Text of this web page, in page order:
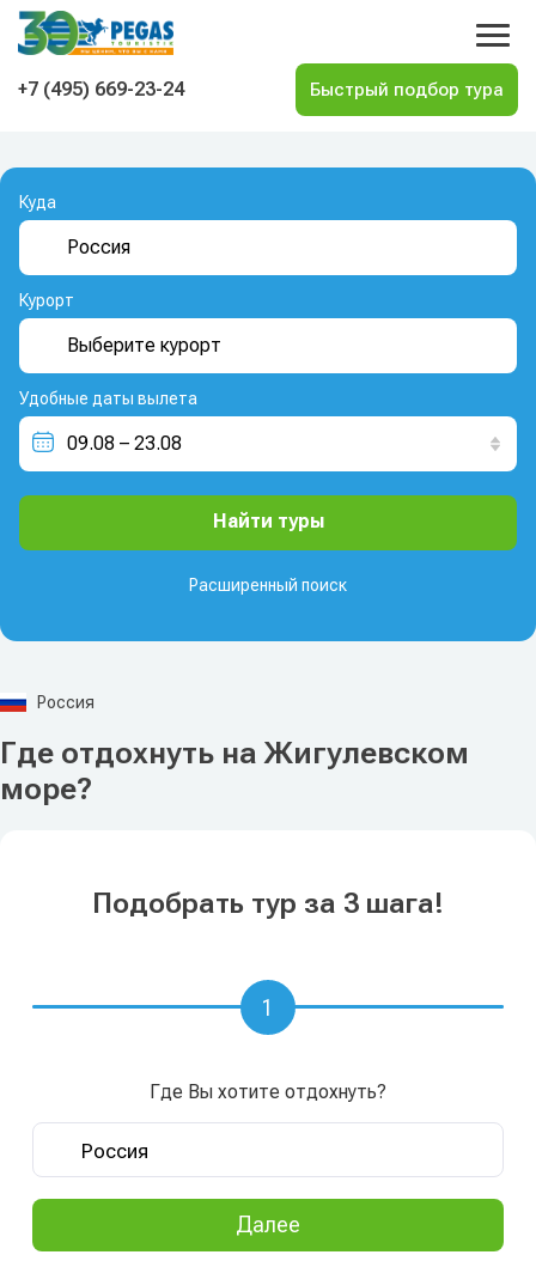
На главную
+7 (495) 669-23-24
Куда
Курорт
Удобные даты вылета
Расширенный поиск
Найти туры
Россия
Где отдохнуть на Жигулевском
море?
Подобрать тур за 3 шага!
Где Вы хотите отдохнуть?
Далее
1